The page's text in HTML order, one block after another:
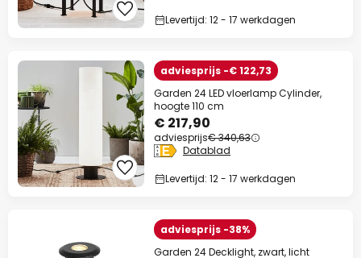
Levertijd: 12 - 17 werkdagen
adviesprijs -€ 122,73
Garden 24 LED vloerlamp Cylinder,
hoogte 110 cm
€ 217,90
adviesprijs€ 340,63
Datablad
Levertijd: 12 - 17 werkdagen
adviesprijs -38%
Garden 24 Decklight, zwart, licht